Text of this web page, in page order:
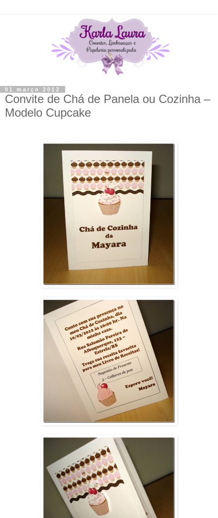
01 março 2012
Convite de Chá de Panela ou Cozinha –
Modelo Cupcake